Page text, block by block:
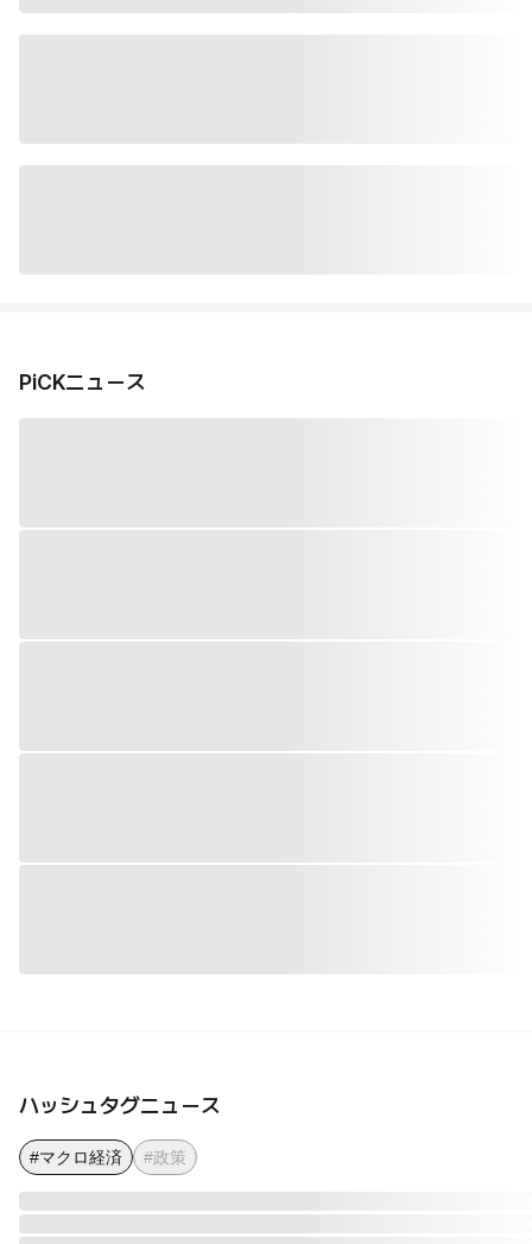
PiCKニュース
ハッシュタグニュース
#マクロ経済 #政策